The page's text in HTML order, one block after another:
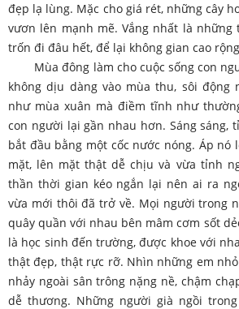
đẹp lạ lùng. Mặc cho giá rét, những cây
vươn lên mạnh mẽ. Vắng nhất là những
trốn đi đâu hết, để lại không gian cao
Mùa đông làm cho cuộc sống con
không dịu dàng vào mùa thu, sôi động
như mùa xuân mà điềm tĩnh như
con người lại gần nhau hơn. Sáng sáng,
bắt đầu bằng một cốc nước nóng. Áp nó
mặt, lên mặt thật dễ chịu và vừa tỉnh
thần thời gian kéo ngắn lại nên ai ra
vừa mới thôi đã trở về. Mọi người trong
quây quần với nhau bên mâm cơm sốt
là học sinh đến trường, được khoe với
thật đẹp, thật rực rỡ. Nhìn những em
nhảy ngoài sân trông nặng nề, chậm
dễ thương. Những người già ngồi